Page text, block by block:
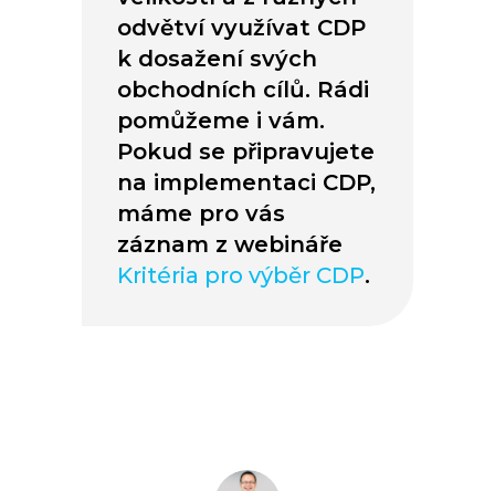
odvětví využívat CDP
k dosažení svých
obchodních cílů. Rádi
pomůžeme i vám.
Pokud se připravujete
na implementaci CDP,
máme pro vás
záznam z webináře
Kritéria pro výběr CDP.